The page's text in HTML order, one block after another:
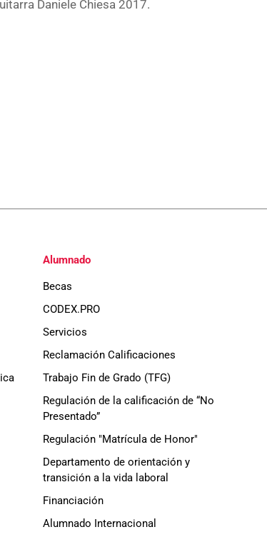
Daniele Chiesa 2017.
Alumnado
Becas
CODEX.PRO
Servicios
Reclamación Calificaciones
Trabajo Fin de Grado (TFG)
Regulación de la calificación de “No
Presentado”
Regulación "Matrícula de Honor"
Departamento de orientación y
transición a la vida laboral
Financiación
Alumnado Internacional